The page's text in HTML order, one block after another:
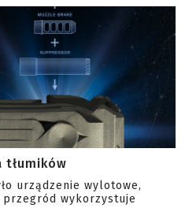
tłumików
urządzenie wylotowe,
wykorzystuje